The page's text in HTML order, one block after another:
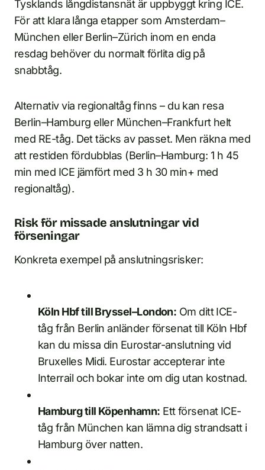
Tysklands långdistansnät är uppbyggt kring ICE.
För att klara långa etapper som Amsterdam–
München eller Berlin–Zürich inom en enda
resdag behöver du normalt förlita dig på
snabbtåg.
Alternativ via regionaltåg finns – du kan resa
Berlin–Hamburg eller München–Frankfurt helt
med RE-tåg. Det täcks av passet. Men räkna med
att restiden fördubblas (Berlin–Hamburg: 1 h 45
min med ICE jämfört med 3 h 30 min+ med
regionaltåg).
Risk för missade anslutningar vid
förseningar
Konkreta exempel på anslutningsrisker:
Köln Hbf till Bryssel–London: Om ditt ICE-
tåg från Berlin anländer försenat till Köln Hbf
kan du missa din Eurostar-anslutning vid
Bruxelles Midi. Eurostar accepterar inte
Interrail och bokar inte om dig utan kostnad.
Hamburg till Köpenhamn: Ett försenat ICE-
tåg från München kan lämna dig strandsatt i
Hamburg över natten.